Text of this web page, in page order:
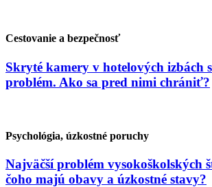
Cestovanie a bezpečnosť
Skryté kamery v hotelových izbách
problém. Ako sa pred nimi chrániť?
Psychológia, úzkostné poruchy
Najväčší problém vysokoškolských
čoho majú obavy a úzkostné stavy?